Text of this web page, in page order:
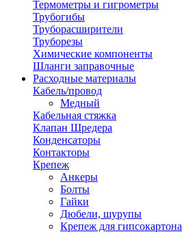
Термометры и гигрометры
Трубогибы
Труборасширители
Труборезы
Химические компоненты
Шланги заправочные
Расходные материалы
Кабель/провод
Медный
Кабельная стяжка
Клапан Шредера
Конденсаторы
Контакторы
Крепеж
Анкеры
Болты
Гайки
Дюбели, шурупы
Крепеж для гипсокартона